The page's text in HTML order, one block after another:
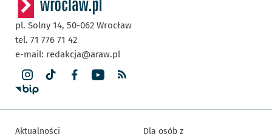
pl. Solny 14, 50-062 Wrocław
tel. 71 776 71 42
e-mail: redakcja@araw.pl
Aktualności Dla osób z